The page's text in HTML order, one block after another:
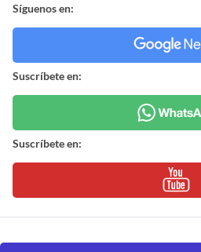
Síguenos en:
Suscríbete en:
Suscríbete en: